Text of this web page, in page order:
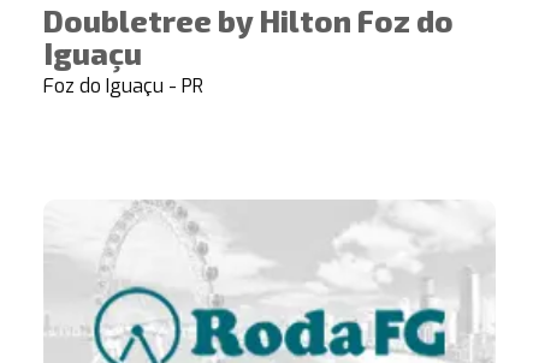
Doubletree by Hilton Foz do
Iguaçu
Foz do Iguaçu - PR